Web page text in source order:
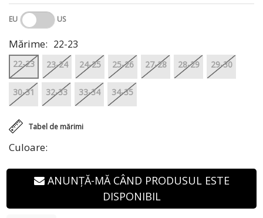
EU US
Culoare:
Tabel de mărimi
Mărime: 22-23
22-23 23-24 24-25 25-26 27-28 28-29 29-30
30-31 32-33 33-34 34-35
ANUNȚĂ-MĂ CÂND PRODUSUL ESTE
DISPONIBIL